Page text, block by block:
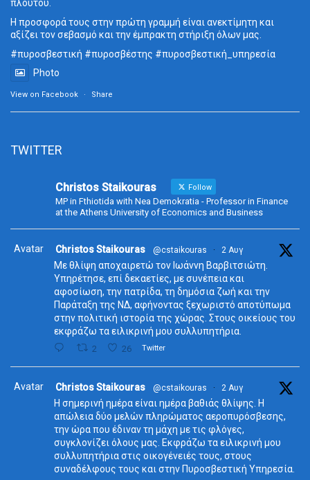
πλούτου.
Η προσφορά τους στην πρώτη γραμμή είναι ανεκτίμητη και
αξίζει τον σεβασμό και την έμπρακτη στήριξη όλων μας.
#πυροσβεστική #πυροσβέστης #πυροσβεστική_ υπηρεσία
Photo
View on Facebook · Share
TWITTER
Christos Staikouras Follow
MP in Fthiotida with Nea Demokratia - Professor in Finance
at the Athens University of Economics and Business
Avatar Christos Staikouras @cstaikouras · 2 Αυγ
Με θλίψη αποχαιρετώ τον Ιωάννη Βαρβιτσιώτη.
Υπηρέτησε, επί δεκαετίες, με συνέπεια και
αφοσίωση, την πατρίδα, τη δημόσια ζωή και την
Παράταξη της ΝΔ, αφήνοντας ξεχωριστό αποτύπωμα
στην πολιτική ιστορία της χώρας. Στους οικείους του
εκφράζω τα ειλικρινή μου συλλυπητήρια.
2 26 Twitter
Avatar Christos Staikouras @cstaikouras · 2 Αυγ
Η σημερινή ημέρα είναι ημέρα βαθιάς θλίψης. Η
απώλεια δύο μελών πληρώματος αεροπυρόσβεσης,
την ώρα που έδιναν τη μάχη με τις φλόγες,
συγκλονίζει όλους μας. Εκφράζω τα ειλικρινή μου
συλλυπητήρια στις οικογένειές τους, στους
συναδέλφους τους και στην Πυροσβεστική Υπηρεσία.